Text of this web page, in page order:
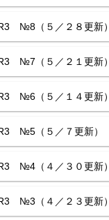
№8（５／２８更新）
№7（５／２１更新）
№6（５／１４更新）
№5（５／７更新）
№4（４／３０更新）
№3（４／２３更新）